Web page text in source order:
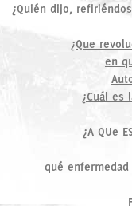
¿Quién dijo,
¿Que
en
¿Cuál es
¿A QUe
qué